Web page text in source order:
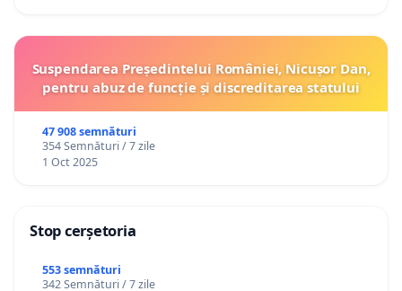
Suspendarea Președintelui României, Nicușor Dan,
pentru abuz de funcție și discreditarea statului
47 908 semnături
354 Semnături / 7 zile
1 Oct 2025
Stop cerșetoria
553 semnături
342 Semnături / 7 zile